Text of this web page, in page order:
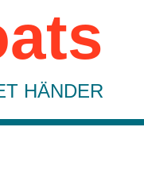
HÄNDER